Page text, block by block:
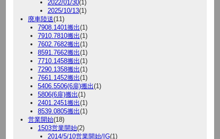
2022/01/30(1)
2025/10/13(1)
廃車陸送(11)
7908.1401搬出(1)
7910.7810搬出(1)
7602.7682搬出(1)
8591.7662搬出(1)
7710.1458搬出(1)
7290.1358搬出(1)
7661.1452搬出(1)
5406.5506(6扉)搬出(1)
5806(6扉)搬出(1)
2401.2451搬出(1)
8539.0805搬出(1)
営業開始(18)
1503営業開始(2)
2014/5/10営業開始/IG(1)